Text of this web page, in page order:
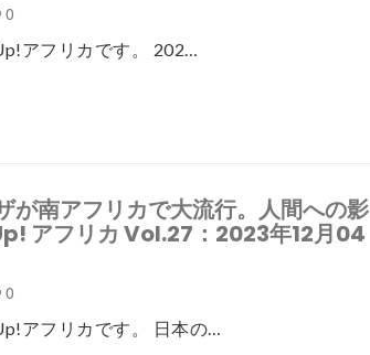
0
アフリカです。 202…
が南アフリカで大流行。人間への影
アフリカ Vol.27：2023年12月04
0
アフリカです。 日本の…